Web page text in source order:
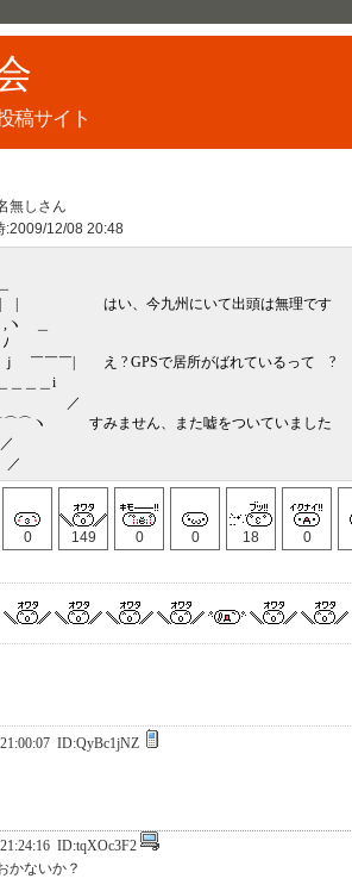
稿サイト
無しさん
:2009/12/08 20:48
、今九州にいて出頭は無理です
,ヽ ＿
| え ? GPSで居所がばれているって ?
＿＿i
／
すみません、また嘘をついていました
／
／
0 149 0 0 18 0
ID:QyBc1jNZ
ID:tqXOc3F2
かないか？